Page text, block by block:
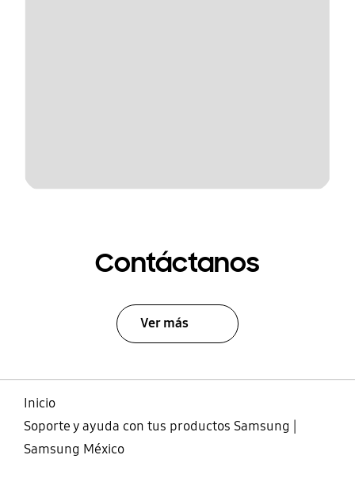
Contáctanos
Ver más
Inicio
Soporte y ayuda con tus productos Samsung |
Samsung México